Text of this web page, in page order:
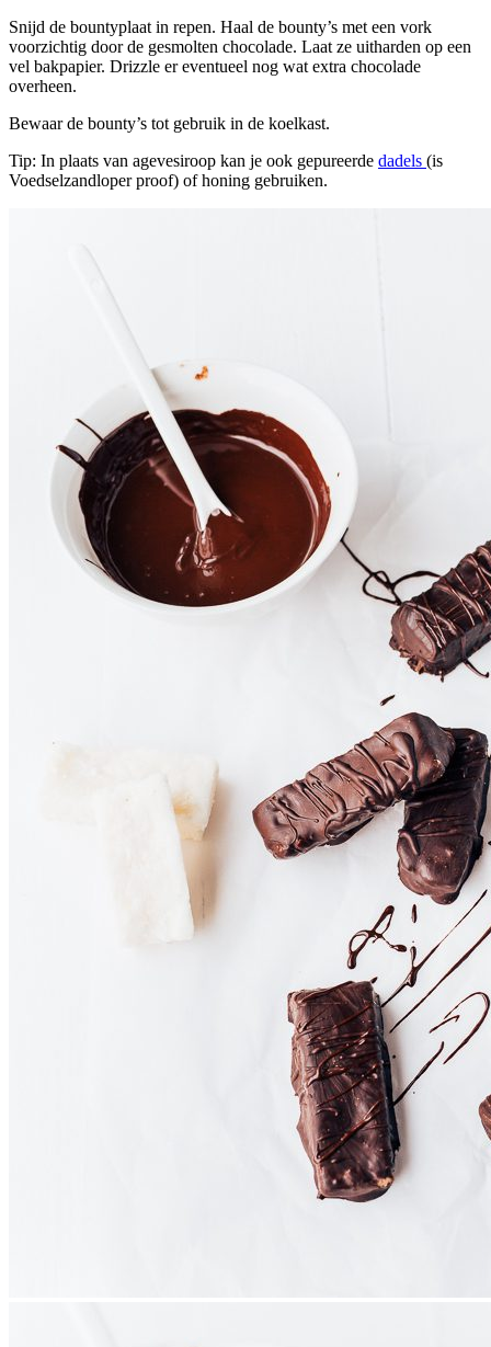
Snijd de bountyplaat in repen. Haal de bounty’s met een vork
voorzichtig door de gesmolten chocolade. Laat ze uitharden op een
vel bakpapier. Drizzle er eventueel nog wat extra chocolade
overheen.
Bewaar de bounty’s tot gebruik in de koelkast.
Tip: In plaats van agevesiroop kan je ook gepureerde dadels (is
Voedselzandloper proof) of honing gebruiken.